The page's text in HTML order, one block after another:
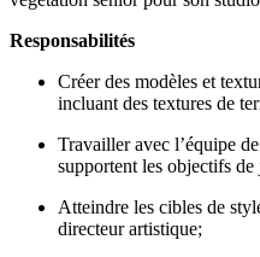
Responsabilités
Créer des modèles et
incluant des textures de
Travailler avec l’équipe
supportent les objectifs
Atteindre les cibles de
directeur artistique;